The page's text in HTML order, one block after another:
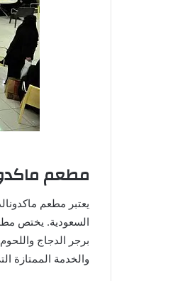
مطعم
يعتبر مطعم
السعودية. يختص
برجر الدجاج
والخدمة الممتازة